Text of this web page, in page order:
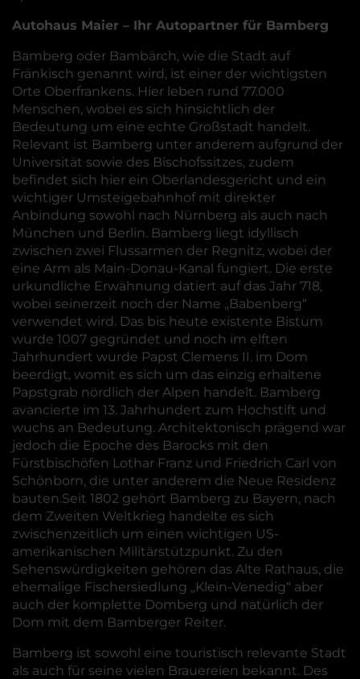
Autohaus Maier – Ihr Autopartner für Bamberg
Bamberg oder Bambärch, wie die Stadt auf
Fränkisch genannt wird, ist einer der wichtigsten
Orte Oberfrankens. Hier leben rund 77.000
Menschen, wobei es sich hinsichtlich der
Bedeutung um eine echte Großstadt handelt.
Relevant ist Bamberg unter anderem aufgrund der
Universität sowie des Bischofssitzes, zudem
befindet sich hier ein Oberlandesgericht und ein
wichtiger Umsteigebahnhof mit direkter
Anbindung sowohl nach Nürnberg als auch nach
München und Berlin. Bamberg liegt idyllisch
zwischen zwei Flussarmen der Regnitz, wobei der
eine Arm als Main-Donau-Kanal fungiert. Die erste
urkundliche Erwähnung datiert auf das Jahr 718,
wobei seinerzeit noch der Name „Babenberg“
verwendet wird. Das bis heute existente Bistum
wurde 1007 gegründet und noch im elften
Jahrhundert wurde Papst Clemens II. im Dom
beerdigt, womit es sich um das einzig erhaltene
Papstgrab nördlich der Alpen handelt. Bamberg
avancierte im 13. Jahrhundert zum Hochstift und
wuchs an Bedeutung. Architektonisch prägend war
jedoch die Epoche des Barocks mit den
Fürstbischöfen Lothar Franz und Friedrich Carl von
Schönborn, die unter anderem die Neue Residenz
bauten.Seit 1802 gehört Bamberg zu Bayern, nach
dem Zweiten Weltkrieg handelte es sich
zwischenzeitlich um einen wichtigen US-
amerikanischen Militärstützpunkt. Zu den
Sehenswürdigkeiten gehören das Alte Rathaus, die
ehemalige Fischersiedlung „Klein-Venedig“ aber
auch der komplette Domberg und natürlich der
Dom mit dem Bamberger Reiter.
Bamberg ist sowohl eine touristisch relevante Stadt
als auch für seine vielen Brauereien bekannt. Des